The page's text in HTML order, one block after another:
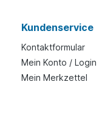
Kundenservice
Kontaktformular
Mein Konto / Login
Mein Merkzettel